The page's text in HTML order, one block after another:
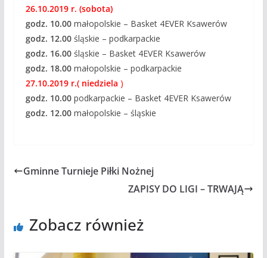
26.10.2019 r. (sobota)
godz. 10.00małopolskie – Basket 4EVER Ksawerów
godz. 12.00śląskie – podkarpackie
godz. 16.00śląskie – Basket 4EVER Ksawerów
godz. 18.00małopolskie – podkarpackie
27.10.2019 r.( niedziela )
godz. 10.00podkarpackie – Basket 4EVER Ksawerów
godz. 12.00małopolskie – śląskie
Gminne Turnieje Piłki Nożnej
ZAPISY DO LIGI – TRWAJĄ
Zobacz również